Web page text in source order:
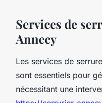
Services de
Annecy
Les services de
sont essentiels pour
nécessitant une